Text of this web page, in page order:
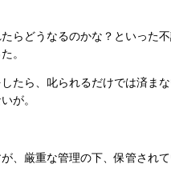
らどうなるのかな？といった
。
たら、叱られるだけでは済ま
が。
、厳重な管理の下、保管されて